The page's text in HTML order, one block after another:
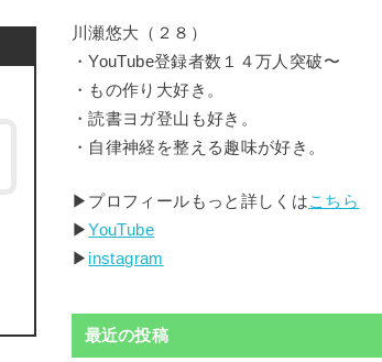
川瀬悠大（２８）
・YouTube登録者数１４万人突破〜
・もの作り大好き。
・読書ヨガ登山も好き。
・自律神経を整える趣味が好き。
▶︎プロフィールもっと詳しくはこちら
▶︎YouTube
▶︎ instagram
最近の投稿